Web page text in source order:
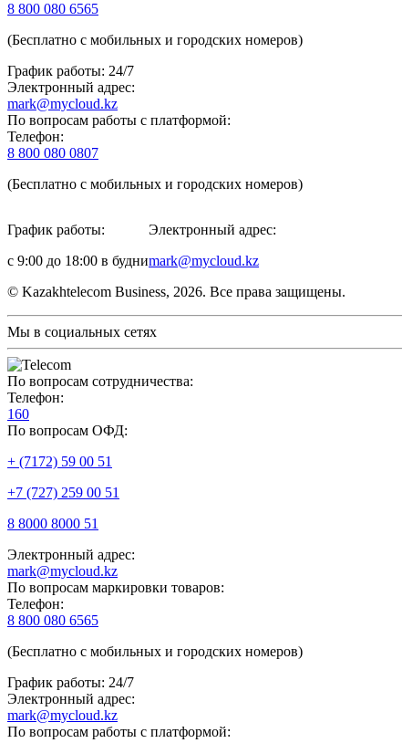
8 800 080 6565
(Бесплатно с мобильных и городских номеров)
График работы: 24/7
Электронный адрес:
mark@mycloud.kz
По вопросам работы с платформой:
Телефон:
8 800 080 0807
(Бесплатно с мобильных и городских номеров)
График работы:
с 9:00 до 18:00 в будни
Электронный адрес:
mark@mycloud.kz
© Kazakhtelecom Business, 2026. Все права защищены.
Мы в социальных сетях
По вопросам сотрудничества:
Телефон:
160
По вопросам ОФД:
+ (7172) 59 00 51
+7 (727) 259 00 51
8 8000 8000 51
Электронный адрес:
mark@mycloud.kz
По вопросам маркировки товаров:
Телефон:
8 800 080 6565
(Бесплатно с мобильных и городских номеров)
График работы: 24/7
Электронный адрес:
mark@mycloud.kz
По вопросам работы с платформой: